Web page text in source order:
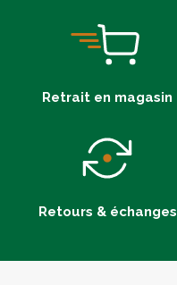
Retrait en magasin
Retours & échanges